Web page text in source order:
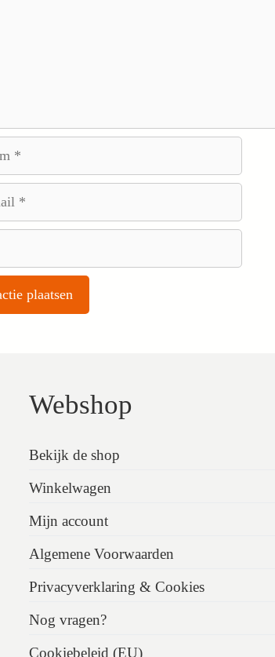
Webshop
Bekijk de shop
Winkelwagen
Mijn account
Algemene Voorwaarden
Privacyverklaring & Cookies
Nog vragen?
Cookiebeleid (EU)